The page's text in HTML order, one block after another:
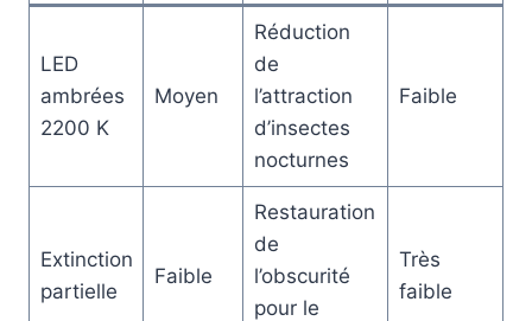
LED
ambrées
2200 K
Moyen
Réduction
de
l’attraction
d’insectes
nocturnes
Faible
Extinction
partielle
Faible
Restauration
de
l’obscurité
pour le
Très
faible